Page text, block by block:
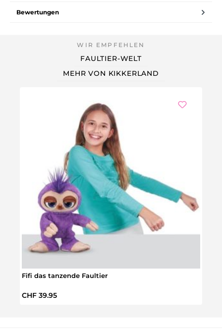
Bewertungen
FAULTIER-WELT
MEHR VON KIKKERLAND
Fifi das tanzende Faultier
Regulärer Preis:
CHF 39.95